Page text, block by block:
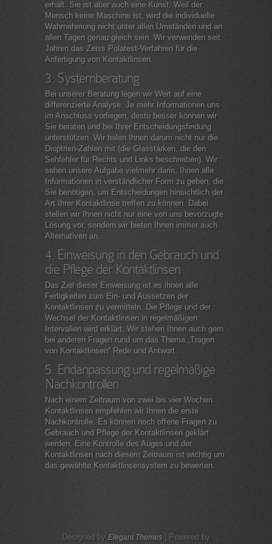
erhält. Sie ist aber auch eine Kunst. Weil der
Mensch keine Maschine ist, wird die individuelle
Wahrnehmung nicht unter allen Umständen und an
allen Tagen genau gleich sein. Wir verwenden seit
Jahren das Zeiss Polatest-Verfahren für die
Anfertigung von Kontaktlinsen.
3. Systemberatung
Bei unserer Beratung legen wir Wert auf eine
differenzierte Analyse. Je mehr Informationen uns
im Anschluss vorliegen, desto besser können wir
Sie beraten und bei Ihrer Entscheidungsfindung
unterstützen. Wir teilen Ihnen darum nicht nur die
Dioptrien-Zahlen mit (die Glasstärken, die den
Sehfehler für Rechts und Links beschreiben). Wir
sehen unsere Aufgabe vielmehr darin, Ihnen alle
Informationen in verständlicher Form zu geben, die
Sie benötigen, um Entscheidungen hinsichtlich der
Art Ihrer Kontaktlinse treffen zu können. Dabei
stellen wir Ihnen nicht nur eine von uns bevorzugte
Lösung vor, sondern wir bieten Ihnen immer auch
Alternativen an.
4. Einweisung in den Gebrauch und
die Pflege der Kontaktlinsen
Das Ziel dieser Einweisung ist es ihnen alle
Fertigkeiten zum Ein- und Aussetzen der
Kontaktlinsen zu vermitteln. Die Pflege und der
Wechsel der Kontaktlinsen in regelmäßigen
Intervallen wird erklärt. Wir stehen Ihnen auch gern
bei anderen Fragen rund um das Thema „Tragen
von Kontaktlinsen“ Rede und Antwort.
5. Endanpassung und regelmäßige
Nachkontrollen
Nach einem Zeitraum von zwei bis vier Wochen
Kontaktlinsen empfehlen wir Ihnen die erste
Nachkontrolle. Es können noch offene Fragen zu
Gebrauch und Pflege der Kontaktlinsen geklärt
werden. Eine Kontrolle des Auges und der
Kontaktlinsen nach diesem Zeitraum ist wichtig um
das gewählte Kontaktlinsensystem zu bewerten.
Designed by Elegant Themes | Powered by